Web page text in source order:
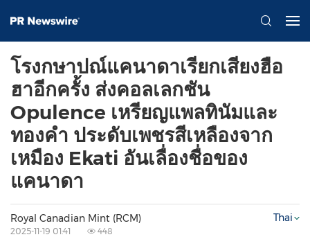
โรงกษาปณ์แคนาดาเรียกเสียงฮือ
ฮาอีกครั้ง ส่งคอลเลกชัน
Opulence เหรียญแพลทินัมและ
ทองคำ ประดับเพชรสีเหลืองจาก
เหมือง Ekati อันเลื่องชื่อของ
แคนาดา
Royal Canadian Mint (RCM)
2025-11-19 01:41 448
Thai